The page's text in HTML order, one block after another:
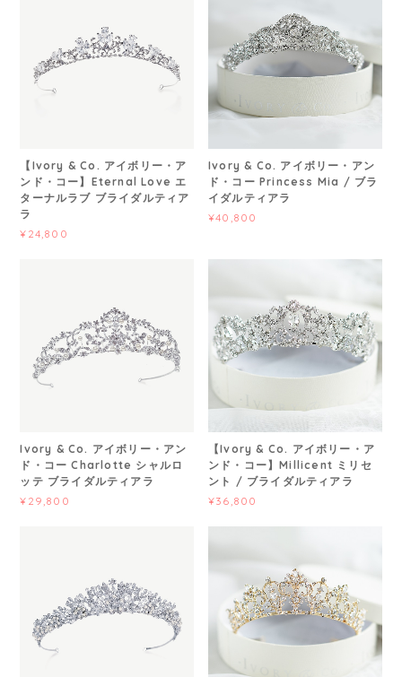
【Ivory & Co. アイボリー・ア
ンド・コー】Eternal Love エ
ターナルラブ ブライダルティア
ラ
¥24,800
Ivory & Co. アイボリー・アン
ド・コー Princess Mia / ブラ
イダルティアラ
¥40,800
Ivory & Co. アイボリー・アン
ド・コー Charlotte シャルロ
ッテ ブライダルティアラ
¥29,800
【Ivory & Co. アイボリー・ア
ンド・コー】Millicent ミリセ
ント / ブライダルティアラ
¥36,800